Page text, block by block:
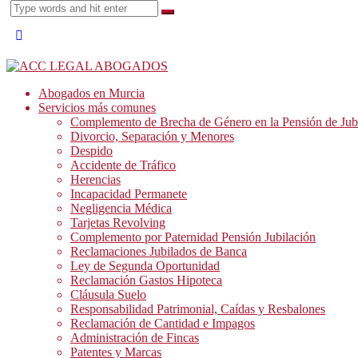
Abogados en Murcia
Servicios más comunes
Complemento de Brecha de Género en la Pensión de
Divorcio, Separación y Menores
Despido
Accidente de Tráfico
Herencias
Incapacidad Permanete
Negligencia Médica
Tarjetas Revolving
Complemento por Paternidad Pensión Jubilación
Reclamaciones Jubilados de Banca
Ley de Segunda Oportunidad
Reclamación Gastos Hipoteca
Cláusula Suelo
Responsabilidad Patrimonial, Caídas y Resbalones
Reclamación de Cantidad e Impagos
Administración de Fincas
Patentes y Marcas